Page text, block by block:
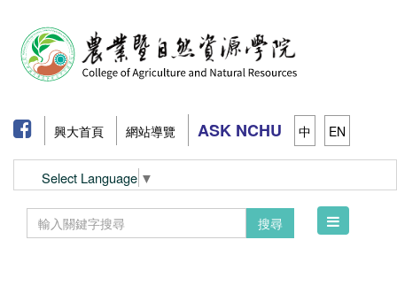
興大首頁 網站導覽 ASK NCHU 中 EN
Select Language ▼
搜尋
Toggle